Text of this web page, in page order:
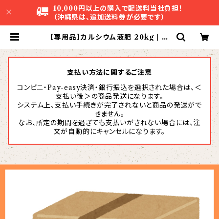
10,000円以上の購入で配送料当社負担！
（沖縄県は、追加送料券が必要です）
【専用品】カルシウム液肥 20kg | 株
支払い方法に関するご注意
コンビニ・Pay-easy決済・銀行振込を選択された場合は、＜
支払い後＞の商品発送になります。
システム上、支払い手続きが完了されないと商品の発送がで
きません。
なお、所定の期間を過ぎても支払いがされない場合には、注
文が自動的にキャンセルになります。